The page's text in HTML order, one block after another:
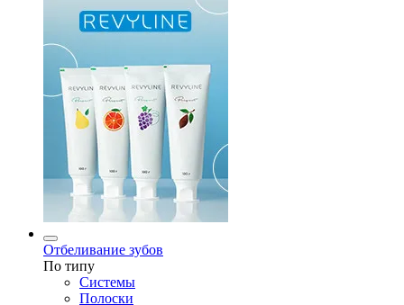
Отбеливание зубов
По типу
Системы
Полоски